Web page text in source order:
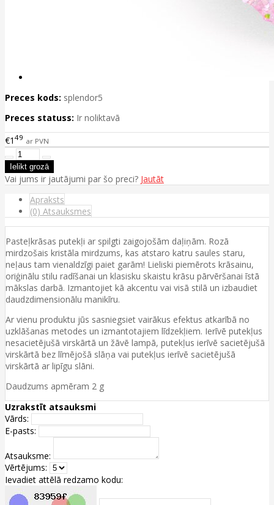
Preces kods: splendor5
Preces statuss: Ir noliktavā
€1 49 ar PVN
Vai jums ir jautājumi par šo preci? Jautāt
Apraksts
(0) Atsauksmes
Pasteļkrāsas putekļi ar spilgti zaigojošām daļiņām. Rozā
mirdzošais kristāla mirdzums, kas atstaro katru saules staru,
neļaus tam vienaldzīgi paiet garām! Lieliski piemērots krāsainu,
oriģinālu stilu radīšanai un klasisku skaistu krāsu pārvēršanai īstā
mākslas darbā. Izmantojiet kā akcentu vai visā stilā un izbaudiet
daudzdimensionālu manikīru.
Ar vienu produktu jūs sasniegsiet vairākus efektus atkarībā no
uzklāšanas metodes un izmantotajiem līdzekļiem. Ierīvē putekļus
nesacietējušā virskārtā un žāvē lampā, putekļus ierīvē sacietējušā
virskārtā bez līmējošā slāņa vai putekļus ierīvē sacietējušā
virskārtā ar lipīgu slāni.
Daudzums apmēram 2 g
Uzrakstīt atsauksmi
Vārds:
E-pasts:
Atsauksme:
Vērtējums:
Ievadiet attēlā redzamo kodu: